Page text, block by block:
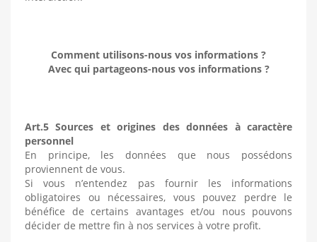
Comment utilisons-nous vos informations ?
Avec qui partageons-nous vos informations ?
Art.5 Sources et origines des données à caractère
personnel
En principe, les données que nous possédons
proviennent de vous.
Si vous n’entendez pas fournir les informations
obligatoires ou nécessaires, vous pouvez perdre le
bénéfice de certains avantages et/ou nous pouvons
décider de mettre fin à nos services à votre profit.